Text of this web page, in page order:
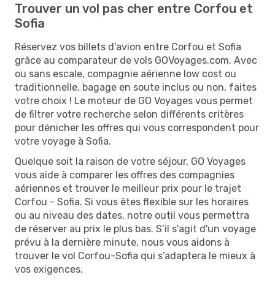
Trouver un vol pas cher entre Corfou et
Sofia
Réservez vos billets d'avion entre Corfou et Sofia
grâce au comparateur de vols GOVoyages.com. Avec
ou sans escale, compagnie aérienne low cost ou
traditionnelle, bagage en soute inclus ou non, faites
votre choix ! Le moteur de GO Voyages vous permet
de filtrer votre recherche selon différents critères
pour dénicher les offres qui vous correspondent pour
votre voyage à Sofia.
Quelque soit la raison de votre séjour, GO Voyages
vous aide à comparer les offres des compagnies
aériennes et trouver le meilleur prix pour le trajet
Corfou - Sofia. Si vous êtes flexible sur les horaires
ou au niveau des dates, notre outil vous permettra
de réserver au prix le plus bas. S’il s'agit d'un voyage
prévu à la dernière minute, nous vous aidons à
trouver le vol Corfou-Sofia qui s’adaptera le mieux à
vos exigences.